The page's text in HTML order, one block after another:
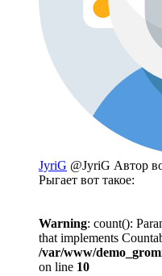
JyriG @JyriG Автор
Рыгает вот такое:
Warning: count():
that implements
/var/www/
on line 10